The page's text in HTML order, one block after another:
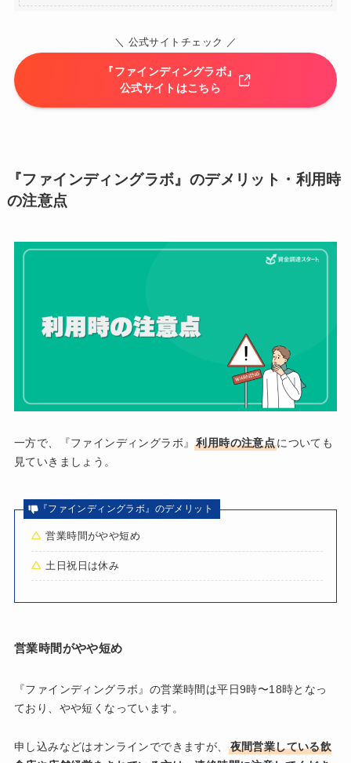
＼ 公式サイトチェック ／
『ファインディングラボ』
公式サイトはこちら
『ファインディングラボ』のデメリット・利用時
の注意点
一方で、『ファインディングラボ』利用時の注意点についても
見ていきましょう。
『ファインディングラボ』のデメリット
営業時間がやや短め
土日祝日は休み
営業時間がやや短め
『ファインディングラボ』の営業時間は平日9時〜18時となっ
ており、やや短くなっています。
申し込みなどはオンラインでできますが、
夜間営業している飲